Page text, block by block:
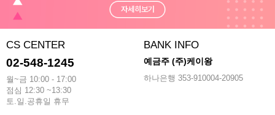
CS CENTER
02-548-1245
월~금 10:00 - 17:00
점심 12:30 ~13:30
토.일.공휴일 휴무
BANK INFO
예금주 (주)케이왕
하나은행 353-910004-20905